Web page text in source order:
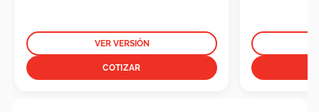
VER VERSIÓN
COTIZAR